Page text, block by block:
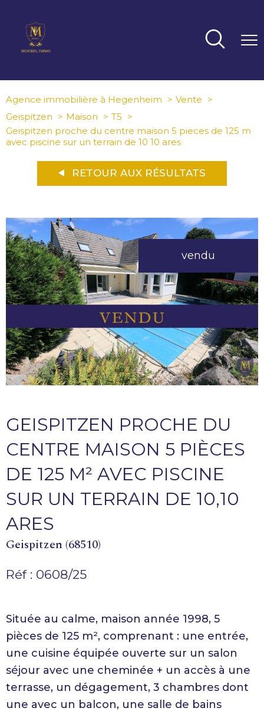
Agence immobilière à Hegenheim
Vente
Geispitzen
Maison
T5
Geispitzen proche du centre maison 5 pieces de 125 m
avec piscine sur un terrain de 10 10 ares
RETOUR AUX RÉSULTATS
vendu
GEISPITZEN PROCHE DU
CENTRE MAISON 5 PIÈCES
DE 125 M² AVEC PISCINE
SUR UN TERRAIN DE 10,10
ARES
Geispitzen (68510)
Réf : 0608/25
Située au calme, maison année 1998, 5
pièces de 125 m², comprenant : une entrée,
une cuisine équipée ouverte sur un salon
séjour avec une cheminée + un accès à une
terrasse, un dégagement, 3 chambres dont
une avec un balcon, une salle de bains